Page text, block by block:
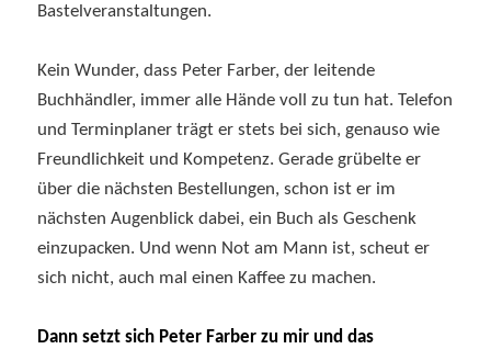
Bastelveranstaltungen.
Kein Wunder, dass Peter Farber, der leitende
Buchhändler, immer alle Hände voll zu tun hat. Telefon
und Terminplaner trägt er stets bei sich, genauso wie
Freundlichkeit und Kompetenz. Gerade grübelte er
über die nächsten Bestellungen, schon ist er im
nächsten Augenblick dabei, ein Buch als Geschenk
einzupacken. Und wenn Not am Mann ist, scheut er
sich nicht, auch mal einen Kaffee zu machen.
Dann setzt sich Peter Farber zu mir und das